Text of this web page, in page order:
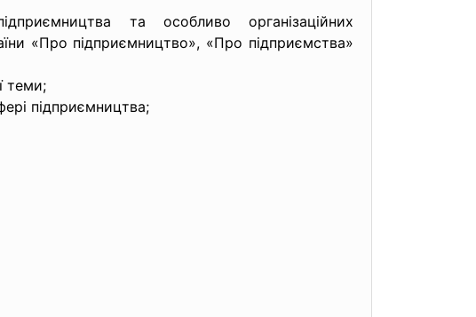
та особливо організаційних
«Про підприємництво», «Про підприємства»
теми;
підприємництва;